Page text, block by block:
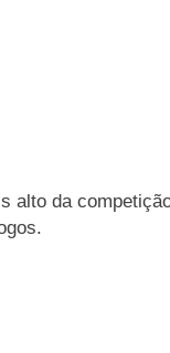
alto da